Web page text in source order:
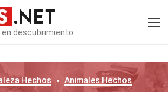
descubrimiento
Hechos AnimalesHechos